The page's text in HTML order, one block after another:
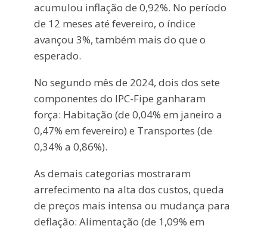
acumulou inflação de 0,92%. No período
de 12 meses até fevereiro, o índice
avançou 3%, também mais do que o
esperado.
No segundo mês de 2024, dois dos sete
componentes do IPC-Fipe ganharam
força: Habitação (de 0,04% em janeiro a
0,47% em fevereiro) e Transportes (de
0,34% a 0,86%).
As demais categorias mostraram
arrefecimento na alta dos custos, queda
de preços mais intensa ou mudança para
deflação: Alimentação (de 1,09% em